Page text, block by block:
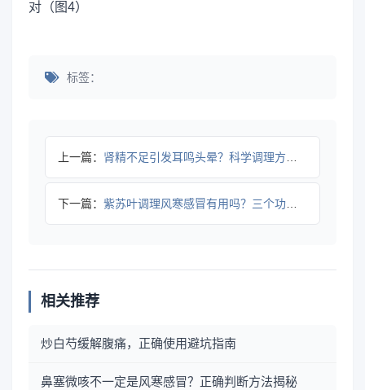
标签：
上一篇： 肾精不足引发耳鸣头晕？科学调理方法看这里
下一篇： 紫苏叶调理风寒感冒有用吗？三个功效和使用要点揭秘
相关推荐
炒白芍缓解腹痛，正确使用避坑指南
鼻塞微咳不一定是风寒感冒？正确判断方法揭秘